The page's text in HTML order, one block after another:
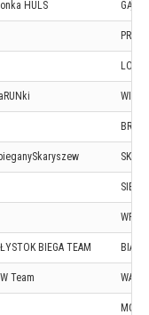
HULS GĄBIN
BIEGA TEAM
Team